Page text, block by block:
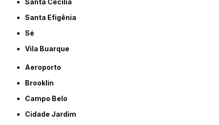
Santa Cecília
Santa Efigênia
Sé
Vila Buarque
Aeroporto
Brooklin
Campo Belo
Cidade Jardim